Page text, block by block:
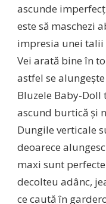
ascunde
este să maschezi
impresia unei talii
Vei arată bine în
astfel se alungeşte
Bluzele Baby-Doll
ascund burtică şi
Dungile verticale
deoarece alungesc
maxi sunt
decolteu adânc,
ce caută în